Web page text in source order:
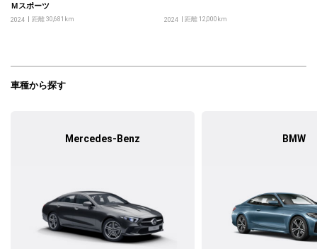
Ｍスポーツ
2024 距離 30,681km 2024 距離 12,000km
車種から探す
Mercedes-Benz BMW